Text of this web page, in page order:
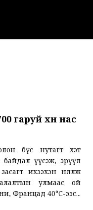
гаруй хүн нас
бүс нутагт хэт
байдал үүсэж, эрүүл
ихээхэн нөлөөлж
улмаас ой
Францад 40°C-ээс...